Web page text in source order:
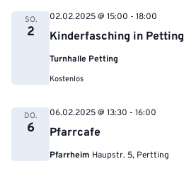
SO.
2 Kinderfasching in Petting
02.02.2025 @ 15:00 - 18:00
Turnhalle Petting
Kostenlos
DO.
6 Pfarrcafe
06.02.2025 @ 13:30 - 16:00
Pfarrheim Haupstr. 5, Pertting